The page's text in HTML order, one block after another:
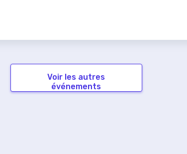
Voir les autres
événements